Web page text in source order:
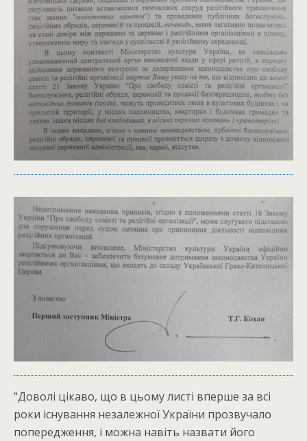
“Доволі цікаво, що в цьому листі вперше за всі
роки існування незалежної України прозвучало
попередження, і можна навіть назвати його